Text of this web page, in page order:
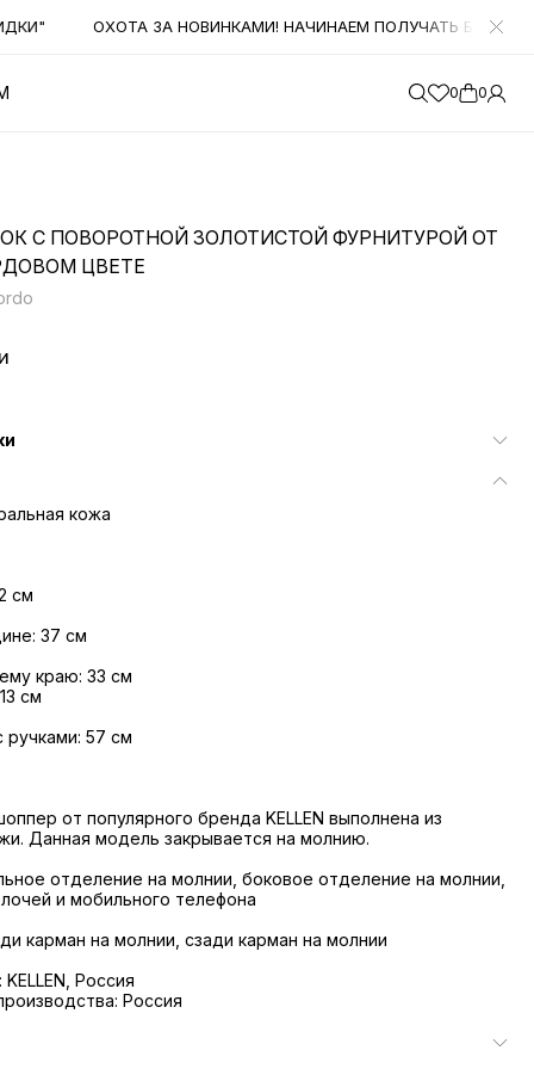
ОХОТА ЗА НОВИНКАМИ! НАЧИНАЕМ ПОЛУЧАТЬ БОЛЬШОЕ
0 0
С ПОВОРОТНОЙ ЗОЛОТИСТОЙ ФУРНИТУРОЙ ОТ
ЦВЕТЕ
кожа
см
37 см
краю: 33 см
см
57 см
от популярного бренда KELLEN выполнена из
Данная модель закрывается на молнию.
отделение на молнии, боковое отделение на молнии,
и мобильного телефона
карман на молнии, сзади карман на молнии
Россия
Россия